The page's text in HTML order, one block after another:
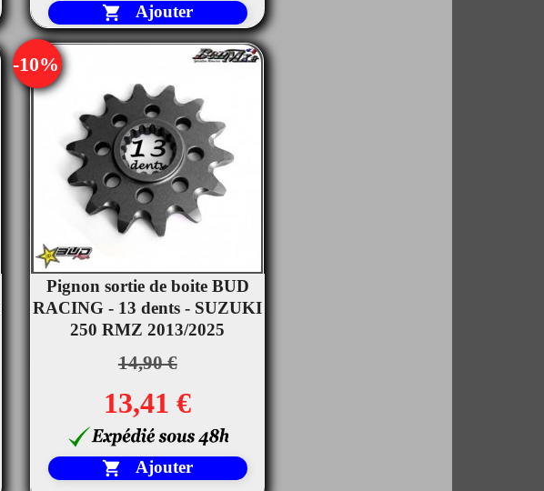
 Ajouter
Pignon sortie de boite BUD
RACING - 13 dents - SUZUKI
250 RMZ 2013/2025
14,90 €
-10%
13,41 €
 Ajouter
Aperçu rapide